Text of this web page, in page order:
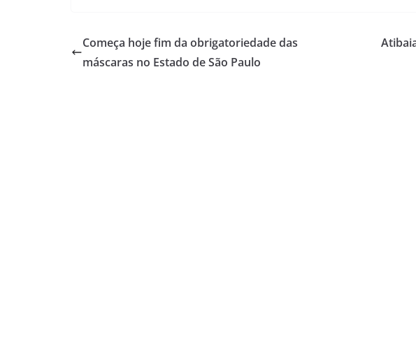
Começa hoje fim da obrigatoriedade das
máscaras no Estado de São Paulo